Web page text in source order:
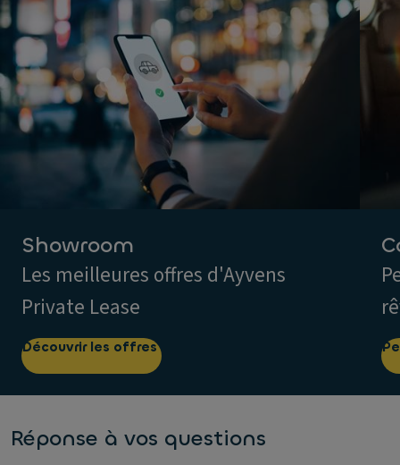
Showroom
Les meilleures offres d'Ayvens
Private Lease
Découvrir les offres
Réponse à vos questions